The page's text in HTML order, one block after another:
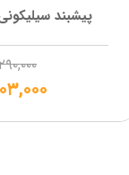
پیشبند